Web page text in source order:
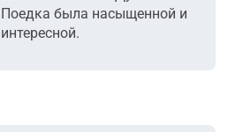
Поедка была насыщенной и
интересной.